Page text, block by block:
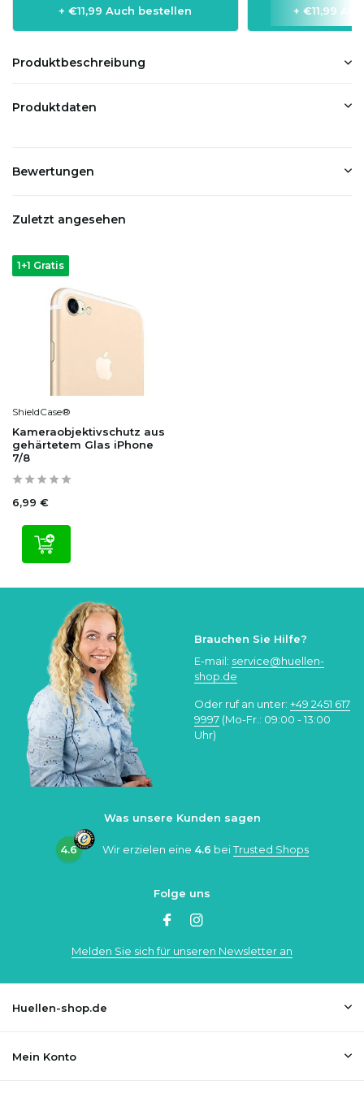
+ €11,99 Auch bestellen + €11,99
Produktbeschreibung
Produktdaten
Bewertungen
Zuletzt angesehen
1+1 Gratis
ShieldCase®
Kameraobjektivschutz aus
gehärtetem Glas iPhone
7/8
6,99 €
Brauchen Sie Hilfe?
E-mail: service@huellen-
shop.de
Oder ruf an unter: +49 2451 617
9997 (Mo-Fr.: 09:00 - 13:00
Uhr)
Was unsere Kunden sagen
4.6 Wir erzielen eine 4.6 beiTrusted Shops
Folge uns
Melden Sie sich für unseren Newsletter an
Huellen-shop.de
Mein Konto